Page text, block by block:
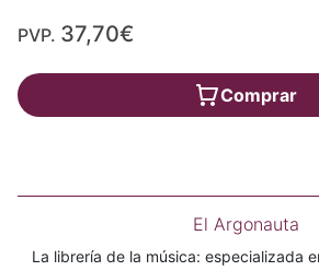
PVP. 37,70€
Comprar
El Argonauta
La librería de la música: especializada